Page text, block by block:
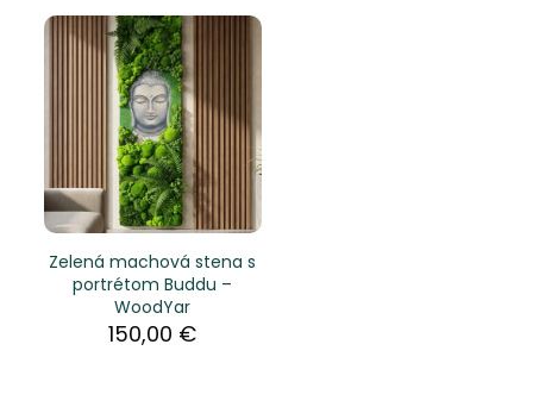
540,00 €
Zelená machová stena s
portrétom Buddu –
WoodYar
150,00 €